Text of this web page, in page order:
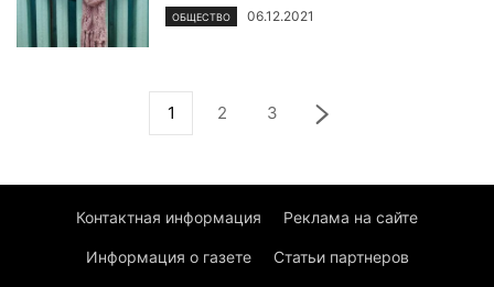
ОБЩЕСТВО 06.12.2021
1 2 3
Контактная информация Реклама на сайте
Информация о газете Статьи партнеров